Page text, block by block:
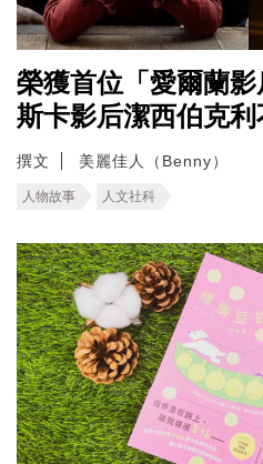
榮獲首位「愛爾蘭
斯卡影后潔西伯克
撰文 美麗佳人（Benny）
人物故事 人文社科